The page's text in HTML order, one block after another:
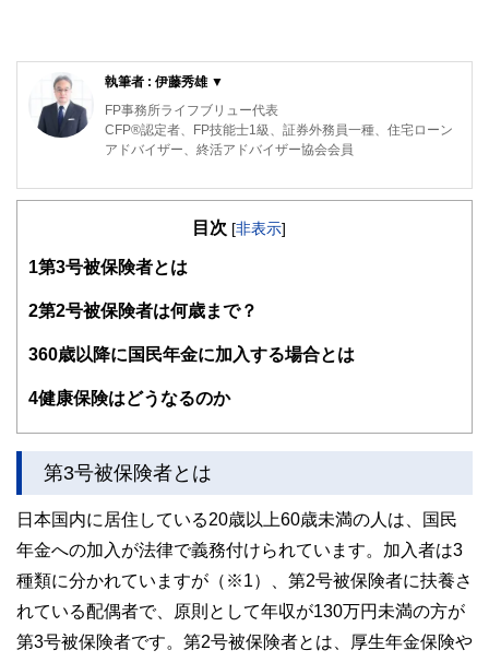
執筆者 : 伊藤秀雄 ▼
FP事務所ライフブリュー代表
CFP®️認定者、FP技能士1級、証券外務員一種、住宅ローン
アドバイザー、終活アドバイザー協会会員
大手電機メーカーで人事労務の仕事に長く従事。社員のキャ
の問題に向き合わなくては解決につながらないと痛感。FP
FP協会の無料相談室相談員、セミナー講師、執筆活動等を
目次 [非表示]
1 第3号被保険者とは
2第2号被保険者は何歳まで？
360歳以降に国民年金に加入する場合とは
4健康保険はどうなるのか
第3号被保険者とは
日本国内に居住している20歳以上60歳未満の人は、国民
年金への加入が法律で義務付けられています。加入者は3
種類に分かれていますが（※1）、第2号被保険者に扶養さ
れている配偶者で、原則として年収が130万円未満の方が
第3号被保険者です。第2号被保険者とは、厚生年金保険や